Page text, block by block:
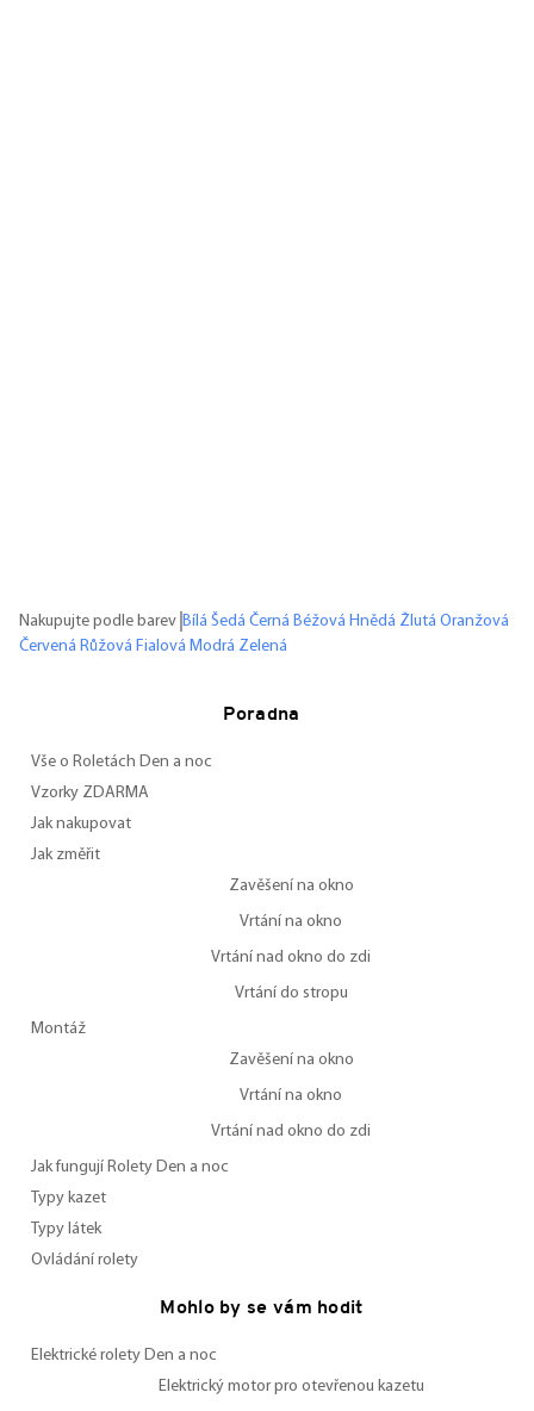
Nakupujte podle barev Bílá Šedá Černá Béžová Hnědá Žlutá Oranžová
Červená Růžová Fialová Modrá Zelená
Poradna
Vše o Roletách Den a noc
Vzorky ZDARMA
Jak nakupovat
Jak změřit
Zavěšení na okno
Vrtání na okno
Vrtání nad okno do zdi
Vrtání do stropu
Montáž
Zavěšení na okno
Vrtání na okno
Vrtání nad okno do zdi
Jak fungují Rolety Den a noc
Typy kazet
Typy látek
Ovládání rolety
Mohlo by se vám hodit
Elektrické rolety Den a noc
Elektrický motor pro otevřenou kazetu